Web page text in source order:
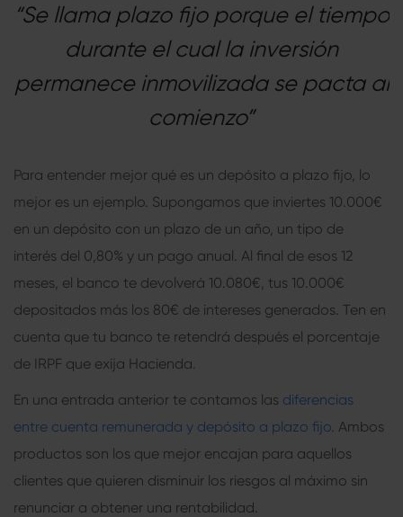
“Se llama plazo fijo porque el tiempo
durante el cual la inversión
permanece inmovilizada se pacta al
comienzo”
Para entender mejor qué es un depósito a plazo fijo, lo
mejor es un ejemplo. Supongamos que inviertes 10.000€
en un depósito con un plazo de un año, un tipo de
interés del 0,80% y un pago anual. Al final de esos 12
meses, el banco te devolverá 10.080€, tus 10.000€
depositados más los 80€ de intereses generados. Ten en
cuenta que tu banco te retendrá después el porcentaje
de IRPF que exija Hacienda.
En una entrada anterior te contamos las diferencias
entre cuenta remunerada y depósito a plazo fijo Ambos
productos son los que mejor encajan para aquellos
clientes que quieren disminuir los riesgos al máximo sin
renunciar a obtener una rentabilidad.